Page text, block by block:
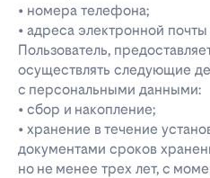
• номера телефона;
• адреса электронной
Пользователь,
осуществлять следующие
с персональными данными:
• сбор и накопление;
• хранение в течение
документами сроков
но не менее трех лет, с